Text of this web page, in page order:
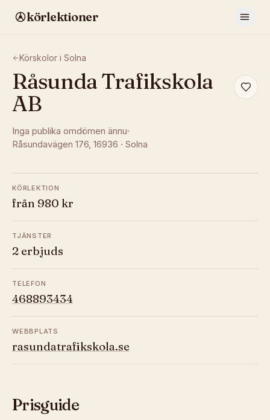
körlektioner
Körskolor i Solna
Råsunda Trafikskola
AB
Inga publika omdömen ännu
Råsundavägen 176, 16936 · Solna
KÖRLEKTION
från 980 kr
TJÄNSTER
2 erbjuds
TELEFON
468893434
WEBBPLATS
rasundatrafikskola.se
Prisguide